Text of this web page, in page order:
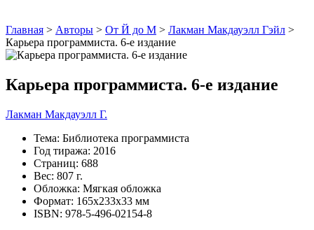
Главная > Авторы > От Й до М > Лакман Макдауэлл Гэйл >
Карьера программиста. 6-е издание
Карьера программиста. 6-е издание
Лакман Макдауэлл Г.
Тема: Библиотека программиста
Год тиража: 2016
Страниц: 688
Вес: 807 г.
Обложка: Мягкая обложка
Формат: 165х233х33 мм
ISBN: 978-5-496-02154-8